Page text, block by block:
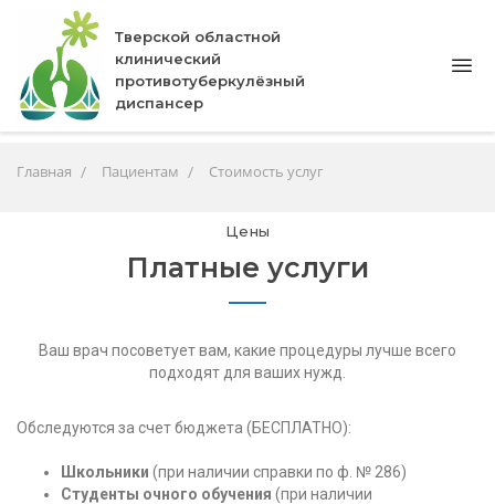
Тверской областной
клинический
противотуберкулёзный
диспансер
Главная Пациентам Стоимость услуг
Цены
Платные услуги
Ваш врач посоветует вам, какие процедуры лучше всего
подходят для ваших нужд.
Обследуются за счет бюджета (БЕСПЛАТНО):
Школьники (при наличии справки по ф. № 286)
Студенты очного обучения (при наличии